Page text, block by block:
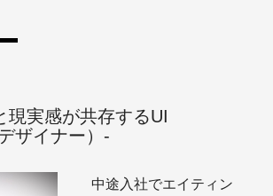
現実感が共存するUI
ザイナー）‐
中途入社でエイティン